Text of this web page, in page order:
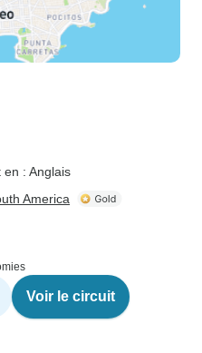
en : Anglais
America
Voir le circuit